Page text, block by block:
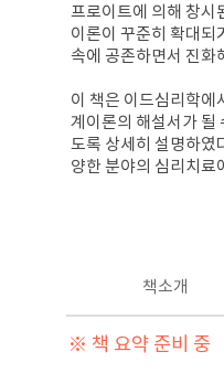
프로이트에 의해 창
이론이 꾸준히 확대되
속에 공존하면서 진화
이 책은 이드심리학에
계이론의 해설서가 될
도록 상세히 설명하였
양한 분야의 심리치료
책소개
※ 책 요약 준비 중